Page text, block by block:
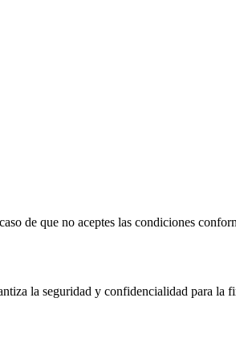
de que no aceptes las condiciones
la seguridad y confidencialidad para la